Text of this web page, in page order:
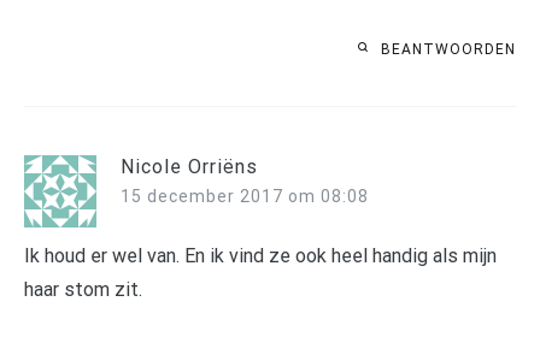
BEANTWOORDEN
Nicole Orriëns
15 december 2017 om 08:08
Ik houd er wel van. En ik vind ze ook heel handig als mijn
haar stom zit.